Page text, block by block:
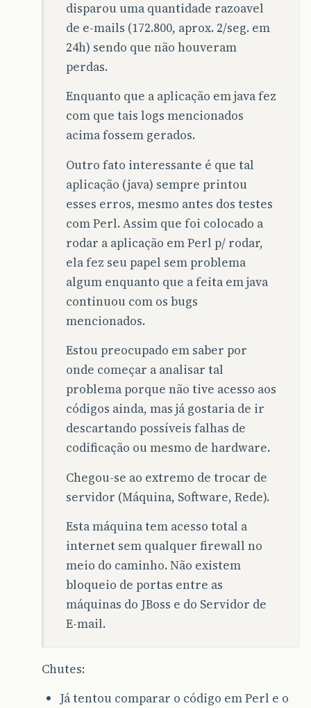
disparou uma quantidade razoavel
de e-mails (172.800, aprox. 2/seg. em
24h) sendo que não houveram
perdas.
Enquanto que a aplicação em java fez
com que tais logs mencionados
acima fossem gerados.
Outro fato interessante é que tal
aplicação (java) sempre printou
esses erros, mesmo antes dos testes
com Perl. Assim que foi colocado a
rodar a aplicação em Perl p/ rodar,
ela fez seu papel sem problema
algum enquanto que a feita em java
continuou com os bugs
mencionados.
Estou preocupado em saber por
onde começar a analisar tal
problema porque não tive acesso aos
códigos ainda, mas já gostaria de ir
descartando possíveis falhas de
codificação ou mesmo de hardware.
Chegou-se ao extremo de trocar de
servidor (Máquina, Software, Rede).
Esta máquina tem acesso total a
internet sem qualquer firewall no
meio do caminho. Não existem
bloqueio de portas entre as
máquinas do JBoss e do Servidor de
E-mail.
Chutes:
Já tentou comparar o código em Perl e o